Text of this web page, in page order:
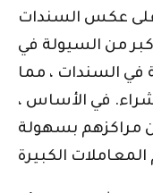
عكس السندات
من السيولة في
في السندات ، مما
في الأساس ،
مراكزهم بسهولة